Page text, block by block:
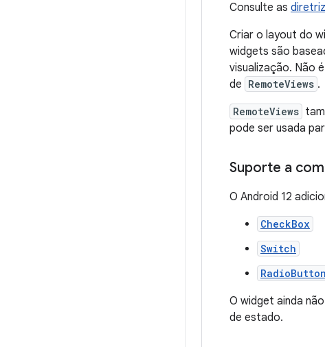
Consulte as
Criar o layout do
widgets são
visualização. Não
de RemoteViews .
RemoteViews
pode ser usada
Suporte a
O Android 12
CheckBox
Switch
RadioButton
O widget ainda
de estado.